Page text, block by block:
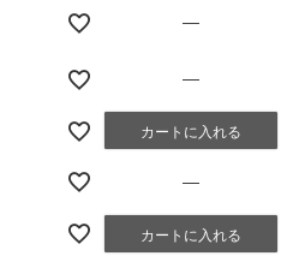
—
—
カートに入れる
—
カートに入れる